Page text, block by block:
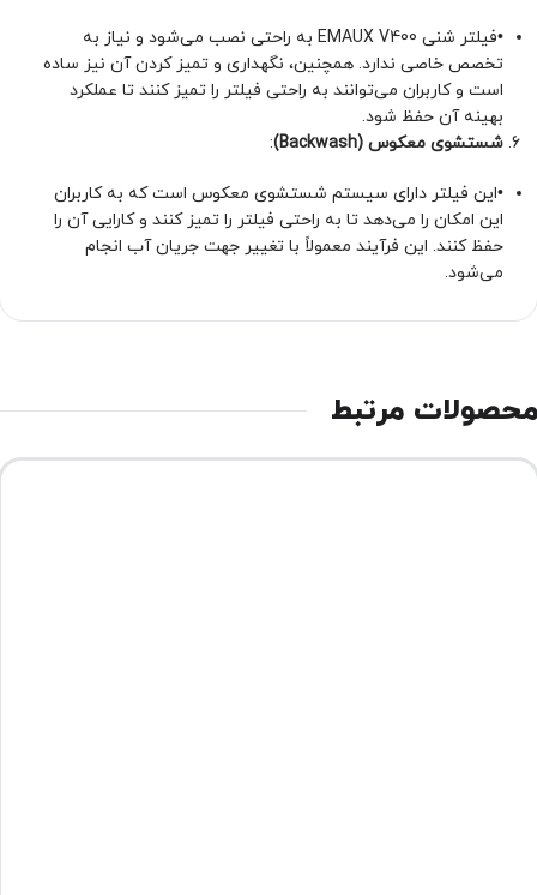
•
فیلتر شنی EMAUX V400 به راحتی نصب می‌شود و نیاز به
تخصص خاصی ندارد. همچنین، نگهداری و تمیز کردن آن نیز ساده
است و کاربران می‌توانند به راحتی فیلتر را تمیز کنند تا عملکرد
بهینه آن حفظ شود.
شستشوی معکوس (Backwash)
:
•این فیلتر دارای سیستم شستشوی معکوس است که به کاربران
این امکان را می‌دهد تا به راحتی فیلتر را تمیز کنند و کارایی آن را
حفظ کنند. این فرآیند معمولاً با تغییر جهت جریان آب انجام
می‌شود.
مرتبط